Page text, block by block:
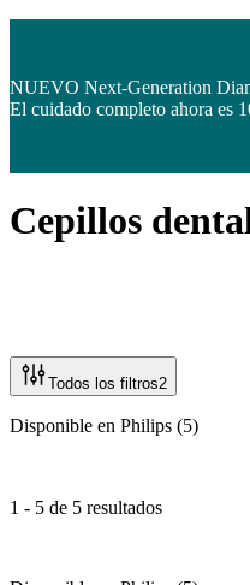
NUEVO Next-Generation
El cuidado completo ahora es
Cepillos
Todos los filtros2
Disponible en Philips (5)
1 - 5 de 5 resultados